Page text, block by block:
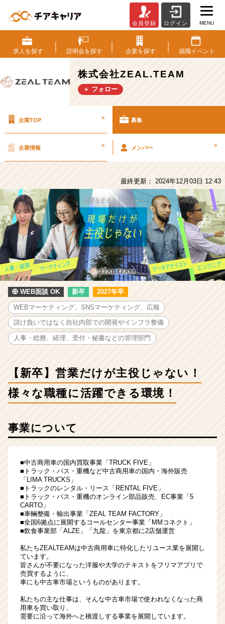
式
会
社
ZEAL.TEAM
の
採
-
営
が
主
役
じ
ゃ
な
い！
様々
な
職
種
に
活
躍
る
環
境！
チ
ー・
成
企
業
か
ら
ス
カ
ト
届
く
活
会員登録 ログイン MENU
求人を探す 説明会を探す 企業を探す 就職イベント
株式会社ZEAL.TEAM
＋ フォロー
企業TOP > 募集
企業情報 > メンバー >
最終更新： 2024年12月03日 12:43
WEB面談 OK 新卒 2027年卒
WEBマーケティング、SNSマーケティング、広報
請け負いではなく自社内部での開発やインフラ整備
人事・総務、経理、受付・秘書などの管理部門
【新卒】営業だけが主役じゃない！
様々な職種に活躍できる環境！
事業について
■中古商用車の国内買取事業「TRUCK FIVE」
■トラック・バス・重機など中古商用車の国内・海外販売
「LIMA TRUCKS」
■トラックのレンタル・リース「RENTAL FIVE」
■トラック・バス・重機のオンライン部品販売、EC事業「5
CARTO」
■車輛整備・輸出事業「ZEAL TEAM FACTORY」
■全国6拠点に展開するコールセンター事業「MMコネクト」
■飲食事業部「ALZE」「九龍」を東京都に2店舗運営
私たちZEALTEAMは中古商用車に特化したリユース業を展開し
ています。
皆さんが不要になった洋服や大学のテキストをフリマアプリで
売買するように、
車にも中古車市場というものがあります。
私たちの主な仕事は、そんな中古車市場で使われなくなった商
用車を買い取り、
需要に沿って海外へと橋渡しする事業を展開しています。